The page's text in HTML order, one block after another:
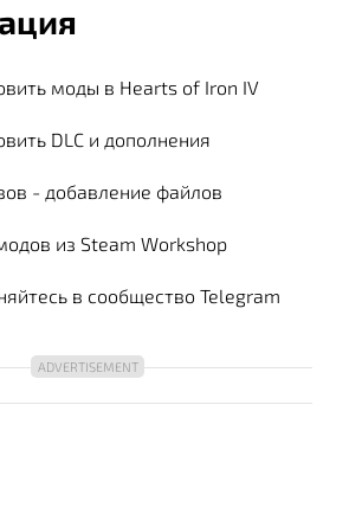
моды в Hearts of Iron IV
DLC и дополнения
- добавление файлов
из Steam Workshop
в сообщество Telegram